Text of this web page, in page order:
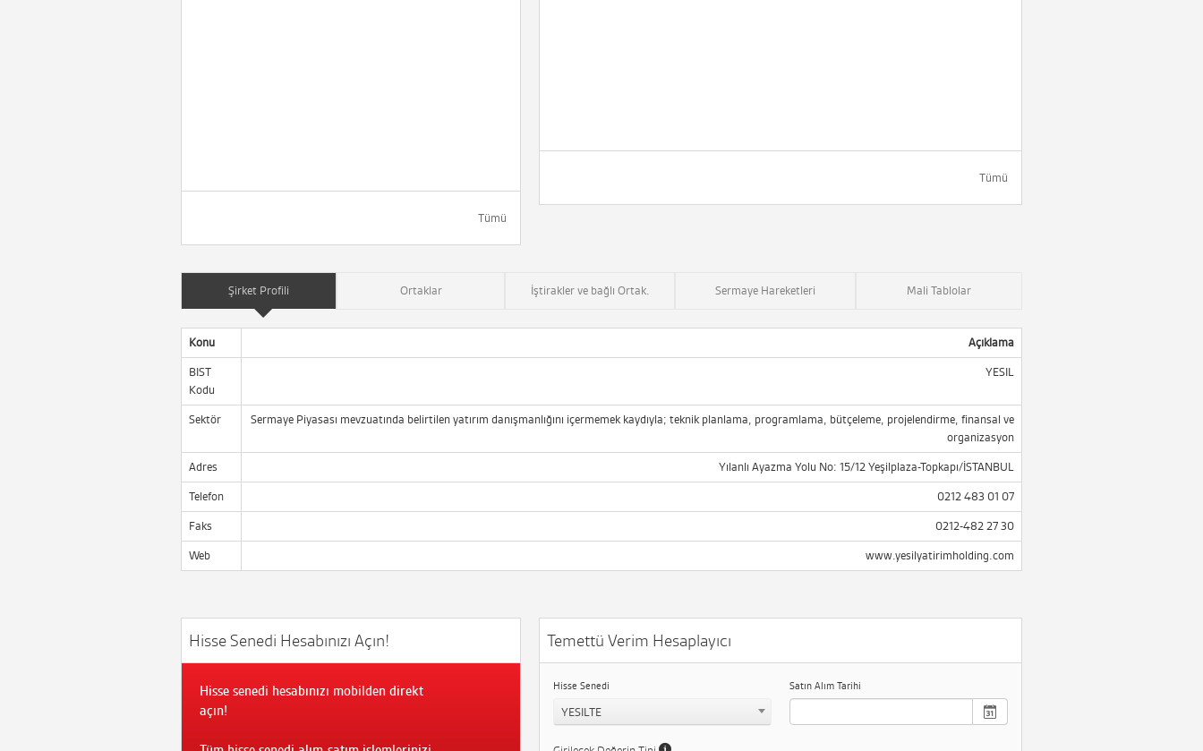
Tümü
Tümü
Şirket Profili Ortaklar İştirakler ve bağlı Ortak. Sermaye Hareketleri Mali Tablolar
Konu Açıklama
BIST
Kodu
YESIL
Sektör
Sermaye Piyasası mevzuatında belirtilen yatırım danışmanlığını içermemek kaydıyla; teknik planlama, programlama, bütçeleme, projelendirme, finansal ve
organizasyon
Adres Yılanlı Ayazma Yolu No: 15/12 Yeşilplaza-Topkapı/İSTANBUL
Telefon 0212 483 01 07
Faks 0212-482 27 30
Web www.yesilyatirimholding.com
Hisse Senedi Hesabınızı Açın!
Hisse senedi hesabınızı mobilden direkt
açın!
Temettü Verim Hesaplayıcı
Hisse Senedi
YESILTE
Satın Alım Tarihi